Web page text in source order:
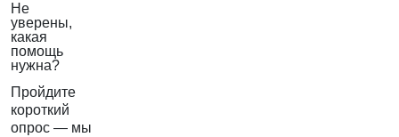
Не
уверены,
какая
помощь
нужна?
Пройдите
короткий
опрос — мы